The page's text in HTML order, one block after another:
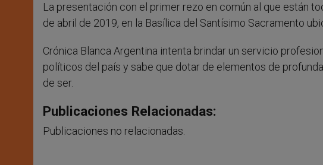
La presentación con el primer rezo en común al que están
de abril de 2019, en la Basílica del Santísimo Sacramento
Crónica Blanca Argentina intenta brindar un servicio
políticos del país y sabe que dotar de elementos de
de ser.
Publicaciones Relacionadas:
Publicaciones no relacionadas.